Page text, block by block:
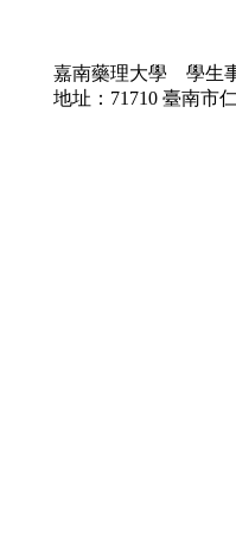
嘉南藥理大學 學生
地址：71710 臺南市